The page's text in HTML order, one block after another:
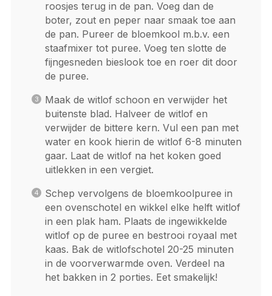
roosjes terug in de pan. Voeg dan de
boter, zout en peper naar smaak toe aan
de pan. Pureer de bloemkool m.b.v. een
staafmixer tot puree. Voeg ten slotte de
fijngesneden bieslook toe en roer dit door
de puree.
Maak de witlof schoon en verwijder het
buitenste blad. Halveer de witlof en
verwijder de bittere kern. Vul een pan met
water en kook hierin de witlof 6-8 minuten
gaar. Laat de witlof na het koken goed
uitlekken in een vergiet.
Schep vervolgens de bloemkoolpuree in
een ovenschotel en wikkel elke helft witlof
in een plak ham. Plaats de ingewikkelde
witlof op de puree en bestrooi royaal met
kaas. Bak de witlofschotel 20-25 minuten
in de voorverwarmde oven. Verdeel na
het bakken in 2 porties. Eet smakelijk!